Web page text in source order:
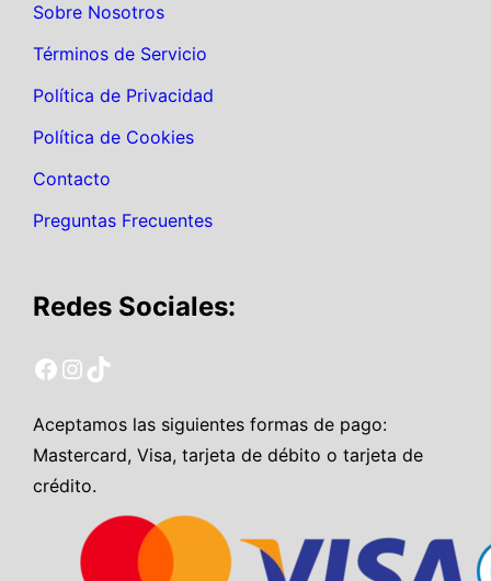
Sobre Nosotros
Términos de Servicio
Política de Privacidad
Política de Cookies
Contacto
Preguntas Frecuentes
Redes Sociales:
Facebook EnarmSimulador
Instagram EnarmSimulador TikTok EnarmSimulador
Aceptamos las siguientes formas de pago:
Mastercard, Visa, tarjeta de débito o tarjeta de
crédito.